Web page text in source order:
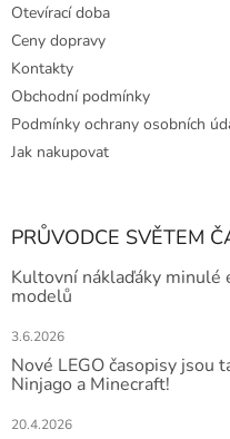
Otevírací doba
Ceny dopravy
Kontakty
Obchodní podmínky
Podmínky ochrany osobních
Jak nakupovat
PRŮVODCE SVĚTEM
Kultovní náklaďáky minulé
modelů
3.6.2026
Nové LEGO časopisy jsou
Ninjago a Minecraft!
20.4.2026